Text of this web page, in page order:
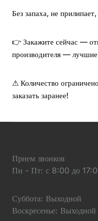
Без запаха, не
👉 Закажите сейчас —
производителя —
⚠ Количество
заказать заранее!
Прием звонков
Пн - Пт: с 8:00 до
Суббота: Выходной
Воскресенье: Выходной